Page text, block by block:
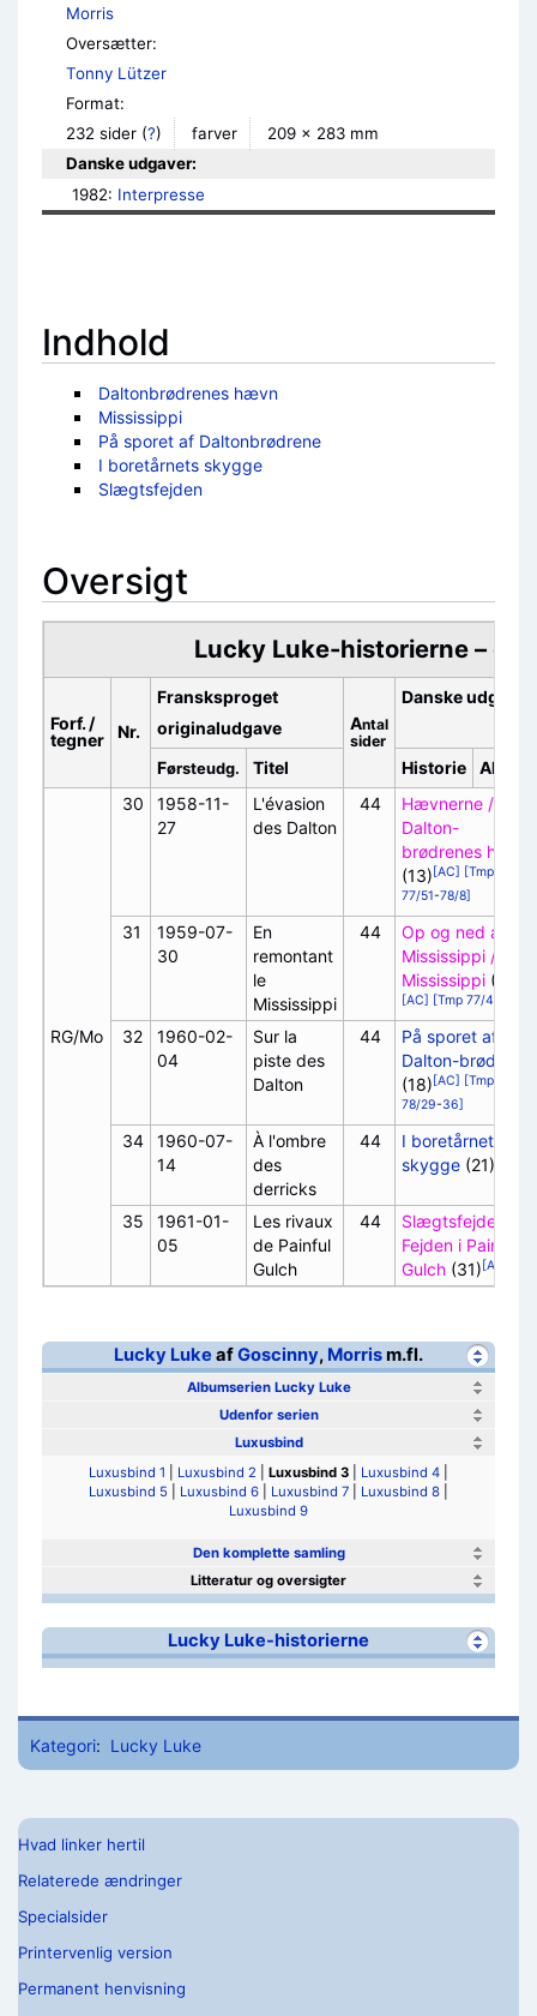
Morris
Oversætter:
Tonny Lützer
Format:
232 sider (?) farver
209 × 283 mm
Danske udgaver:
1982: Interpresse
Indhold
Daltonbrødrenes hævn
Mississippi
På sporet af Daltonbrødrene
I boretårnets skygge
Slægtsfejden
Oversigt
Lucky Luke-historierne –
Forf. /
tegner
Nr.
Fransksproget
originaludgave
Antal
sider
Danske udgaver
Førsteudg. Titel Historie Album
RG/Mo
30
1958-11-
27
L'évasion
des Dalton
44
Hævnerne /
Dalton-
brødrenes hævn
(13)[AC] [Tmp
77/51-78/8]
31
1959-07-
30
En
remontant
le
Mississippi
44
Op og ned ad
Mississippi /
Mississippi (36)
[AC] [Tmp 77/41
32
1960-02-
04
Sur la
piste des
Dalton
44
På sporet af
Dalton-brødrene
(18)[AC] [Tmp
78/29-36]
34
1960-07-
14
À l'ombre
des
derricks
44
I boretårnets
skygge (21)
35
1961-01-
05
Les rivaux
de Painful
Gulch
44
Slægtsfejden /
Fejden i Painful
Gulch (31)[AC]
Lucky Luke afGoscinny, Morrism.fl.
Albumserien Lucky Luke
Udenfor serien
Luxusbind
Luxusbind 1
Luxusbind 2 Luxusbind 3 Luxusbind 4
Luxusbind 5
Luxusbind 6 Luxusbind 7 Luxusbind 8
Luxusbind 9
Den komplette samling
Litteratur og oversigter
Lucky Luke-historierne
Kategori: Lucky Luke
Hvad linker hertil
Relaterede ændringer
Specialsider
Printervenlig version
Permanent henvisning